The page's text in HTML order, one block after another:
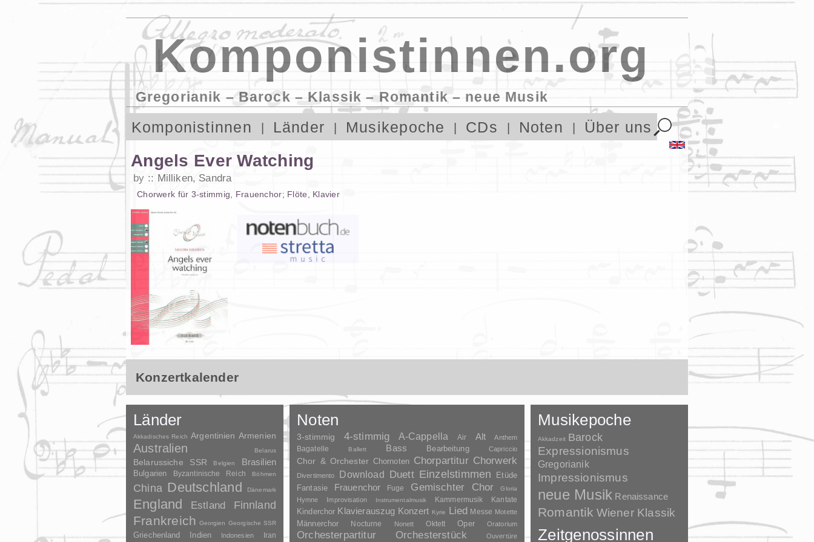
Komponistinnen.org
Gregorianik – Barock – Klassik – Romantik – neue Musik
Komponistinnen Länder Musikepoche CDs Noten Über uns
Angels Ever Watching
by Milliken, Sandra
Chorwerk für 3-stimmig Frauenchor; Flöte Klavier
Konzertkalender
Länder
Akkadisches Reich Argentinien Armenien
Australien Belarus
Belarussiche SSR Belgien Brasilien
Bulgarien Byzantinische Reich Böhmen
China Deutschland Dänemark
England Estland Finnland
Frankreich Georgien Georgische SSR
Griechenland Indien Indonesien Iran
Noten
3-stimmig 4-stimmig A-Cappella Air Alt Anthem
Bagatelle Ballett Bass Bearbeitung Capriccio
Chor & Orchester Chornoten Chorpartitur Chorwerk
Divertimento Download Duett Einzelstimmen Etüde
Fantasie Frauenchor Fuge Gemischter Chor Gloria
Hymne Improvisation Instrumentalmusik Kammermusik Kantate
Kinderchor Klavierauszug Konzert Kyrie Lied Messe Motette
Männerchor Nocturne Nonett Oktett Oper Oratorium
Orchesterpartitur Orchesterstück Ouvertüre
Musikepoche
Akkadzeit Barock
Expressionismus
Gregorianik
Impressionismus
neue Musik Renaissance
Romantik Wiener Klassik
Zeitgenossinnen